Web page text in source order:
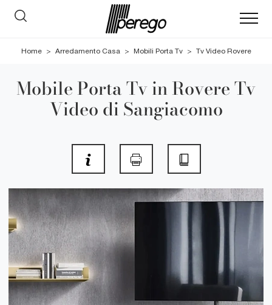
Home > Arredamento Casa > Mobili Porta Tv > Tv Video Rovere
Mobile Porta Tv in Rovere Tv
Video di Sangiacomo